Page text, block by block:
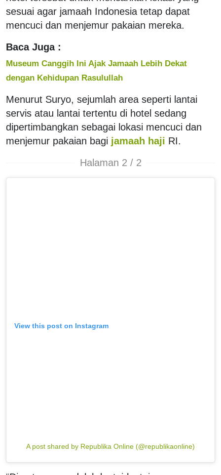
sesuai agar jamaah Indonesia tetap dapat
mencuci dan menjemur pakaian mereka.
Baca Juga :
Museum Canggih Ini Ajak Jamaah Lebih Dekat
dengan Kehidupan Rasulullah
Menurut Suryo, sejumlah area seperti lantai
servis atau lantai tertentu di hotel sedang
dipertimbangkan sebagai lokasi mencuci dan
menjemur pakaian bagi jamaah haji RI.
Halaman 2 / 2
View this post on Instagram
A post shared by Republika Online (@republikaonline)